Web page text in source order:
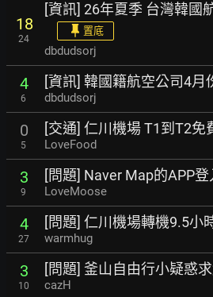
18
24
[資訊] 26年夏季 台灣韓國
置底
dbdudsorj
4
6
[資訊] 韓國籍航空公司4月
dbdudsorj
0
5
[交通] 仁川機場 T1到T2
LoveFood
3
9
[問題] Naver Map的APP登
LoveMoose
4
27
[問題] 仁川機場轉機9.5小
warmhug
3
10
[問題] 釜山自由行小疑惑
cazH